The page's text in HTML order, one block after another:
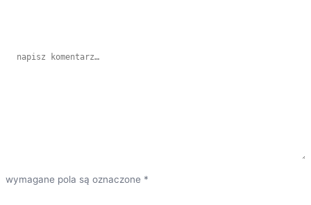
wymagane pola są oznaczone *